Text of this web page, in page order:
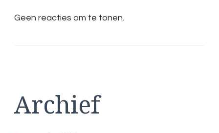
Geen reacties om te tonen.
Archief